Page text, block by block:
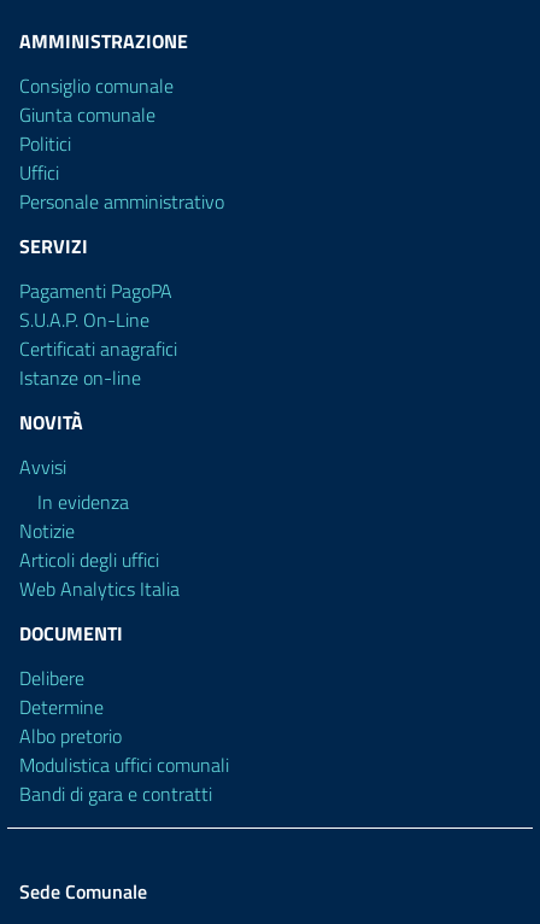
AMMINISTRAZIONE
Consiglio comunale
Giunta comunale
Politici
Uffici
Personale amministrativo
SERVIZI
Pagamenti PagoPA
S.U.A.P. On-Line
Certificati anagrafici
Istanze on-line
NOVITÀ
Avvisi
In evidenza
Notizie
Articoli degli uffici
Web Analytics Italia
DOCUMENTI
Delibere
Determine
Albo pretorio
Modulistica uffici comunali
Bandi di gara e contratti
Sede Comunale